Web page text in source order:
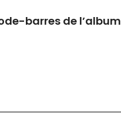
barres de l’album